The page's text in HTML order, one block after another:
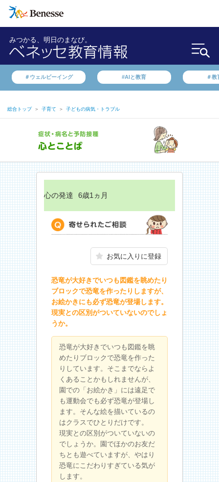
みつかる、明日のまなび。
＃ウェルビーイング #AIと教育 ＃教
総合トップ ＞ 子育て ＞ 子どもの病気・トラブル
心の発達 6歳1ヵ月
お気に入りに登録
恐竜が大好きでいつも図鑑を眺めたり
ブロックで恐竜を作ったりしますが、
お絵かきにも必ず恐竜が登場します。
現実との区別がついていないのでしょ
うか。
恐竜が大好きでいつも図鑑を眺
めたりブロックで恐竜を作った
りしています。そこまでならよ
くあることかもしれませんが、
園での「お絵かき」には遠足で
も運動会でも必ず恐竜が登場し
ます。そんな絵を描いているの
はクラスでひとりだけです。
現実との区別がついていないの
でしょうか。園でほかのお友だ
ちとも遊べていますが、やはり
恐竜にこだわりすぎている気が
します。